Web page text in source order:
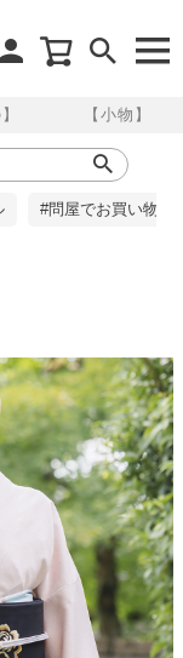
【小物】
#問屋でお買い物